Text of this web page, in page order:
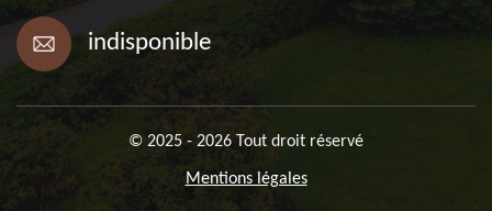
indisponible
© 2025 - 2026 Tout droit réservé
Mentions légales